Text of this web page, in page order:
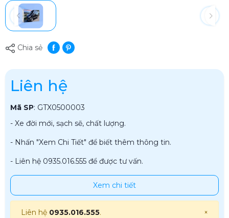
Chia sẻ
Liên hệ
Mã SP: GTX0500003
- Xe đời mới, sạch sẽ, chất lượng.
- Nhấn "Xem Chi Tiết" để biết thêm thông tin.
- Liên hệ 0935.016.555 để được tư vấn.
Xem chi tiết
×
Liên hệ 0935.016.555.